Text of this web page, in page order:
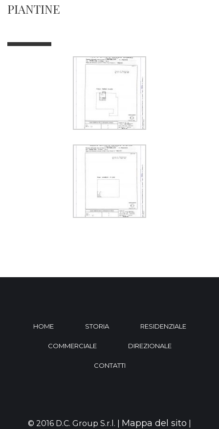
PIANTINE
HOME STORIA RESIDENZIALE
COMMERCIALE DIREZIONALE
CONTATTI
© 2016 D.C. Group S.r.l. | Mappa del sito